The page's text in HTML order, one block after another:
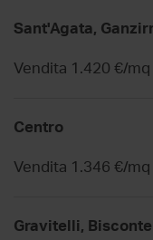
Sant'Agata,
Vendita 1.420 €/mq
Centro
Vendita 1.346 €/mq
Gravitelli, Bisconte